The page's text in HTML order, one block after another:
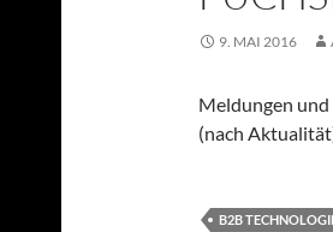
9. MAI 2016
Meldungen
(nach
B2B